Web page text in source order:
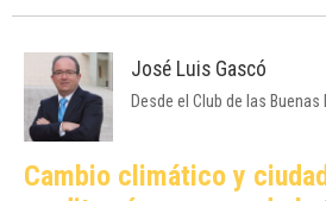
José Luis Gascó
Desde el Club de las
Cambio climático y